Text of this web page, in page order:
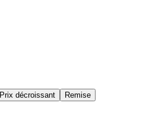
Prix décroissant Remise